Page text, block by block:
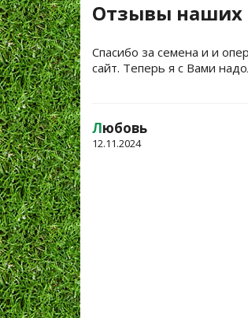
Отзывы наших
Спасибо за семена и и
сайт. Теперь я с Вами
Любовь
12.11.2024